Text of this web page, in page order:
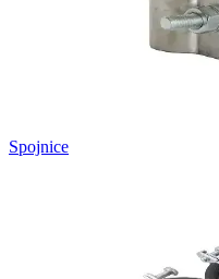
Spojnice